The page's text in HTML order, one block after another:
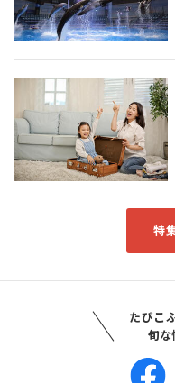
特
たびこ
旬な